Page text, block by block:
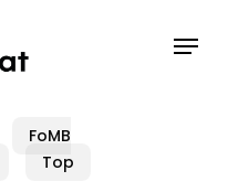
Menu
FoMB
Top